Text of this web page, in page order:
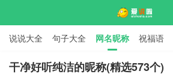
说说大全 句子大全 网名昵称 祝福语
标语口号 签名大全
干净好听纯洁的昵称(精选573个)